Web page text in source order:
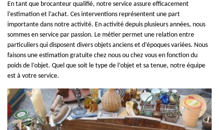
En tant que brocanteur qualifié, notre service assure efficacement
l’estimation et l’achat. Ces interventions représentent une part
importante dans notre activité. En activité depuis plusieurs années, nous
sommes en service par passion. Le métier permet une relation entre
particuliers qui disposent divers objets anciens et d’époques variées. Nous
faisons une estimation gratuite chez nous ou chez vous en fonction du
poids de l’objet. Quel que soit le type de l’objet et sa tenue, notre équipe
est à votre service.